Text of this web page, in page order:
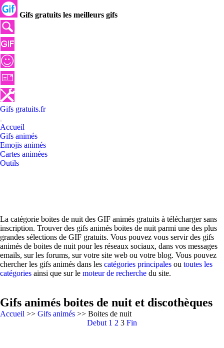
Gifs gratuits les meilleurs gifs
Gifs gratuits.fr
Accueil
Gifs animés
Emojis animés
Cartes animées
Outils
La catégorie boites de nuit des GIF animés gratuits à télécharger sans
inscription. Trouver des gifs animés boites de nuit parmi une des plus
grandes sélections de GIF gratuits. Vous pouvez vous servir des gifs
animés de boites de nuit pour les réseaux sociaux, dans vos messages
emails, sur les forums, sur votre site web ou votre blog. Vous pouvez
chercher les gifs animés dans les catégories principales ou toutes les
catégories ainsi que sur le moteur de recherche du site.
Gifs animés boites de nuit et discothèques
Accueil >> Gifs animés >> Boites de nuit
Debut 1 2 3 Fin